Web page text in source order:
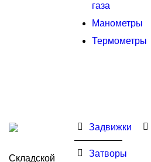
газа
Манометры
Термометры
Складской
Задвижки
Затворы